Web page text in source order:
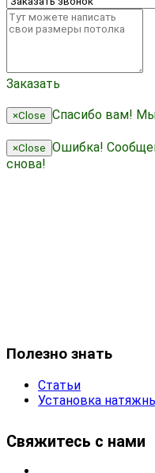
Заказать
×Close Спасибо вам!
×Close Ошибка!
снова!
Полезно знать
Статьи
Установка
Свяжитесь с нами